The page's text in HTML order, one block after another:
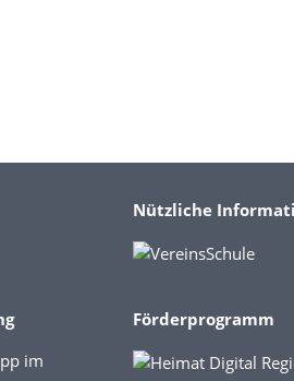
Nützliche
Förderprogramm